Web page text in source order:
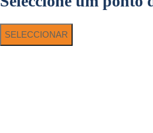
SELECCIONAR